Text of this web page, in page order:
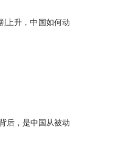
上升，中国如何动
后，是中国从被动